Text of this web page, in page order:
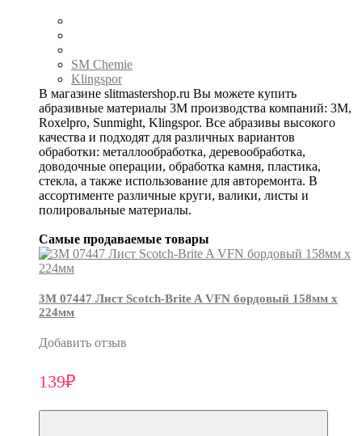
SM Chemie
Klingspor
В магазине slitmastershop.ru Вы можете купить
абразивные материалы 3М производства компаний: 3М,
Roxelpro, Sunmight, Klingspor. Все абразивы высокого
качества и подходят для различных вариантов
обработки: металлообработка, деревообработка,
доводочные операции, обработка камня, пластика,
стекла, а также использование для авторемонта. В
ассортименте различные круги, валики, листы и
полировальные материалы.
Самые продаваемые товары
3М 07447 Лист Scotch-Brite A VFN бордовый 158мм х
224мм
Добавить отзыв
139₽